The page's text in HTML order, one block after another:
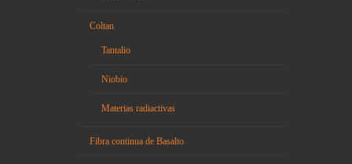
Coltan
Tantalio
Niobio
Materias radiactivas
Fibra continua de Basalto